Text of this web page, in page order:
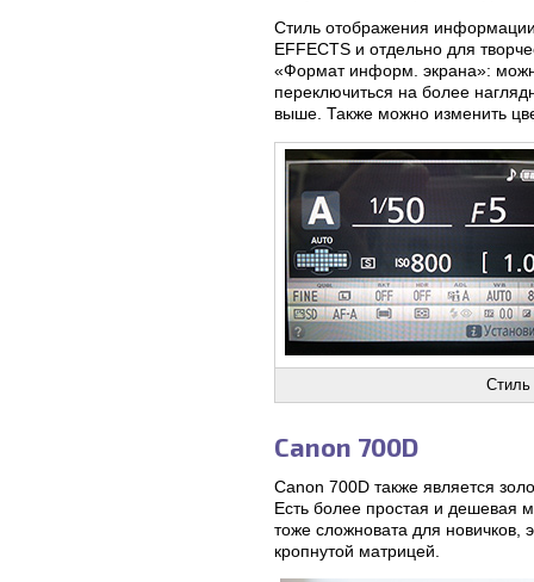
Стиль отображения
EFFECTS и отдельно для
«Формат информ. экрана»:
переключиться на более
выше. Также можно изменить
Стиль
Canon 700D
Canon 700D также является
Есть более простая и дешевая
тоже сложновата для
кропнутой матрицей.